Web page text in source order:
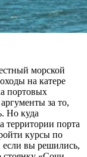
морской
на катере
портовых
за то,
Но куда
территории порта
курсы по
вы решились,